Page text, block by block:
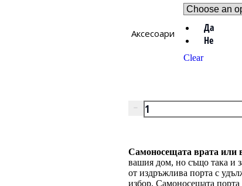
Аксесоари
Да
Не
Clear
Самоносещата врата или
вашия дом, но също така и
от издръжлива порта с
избор. Самоносещата порта